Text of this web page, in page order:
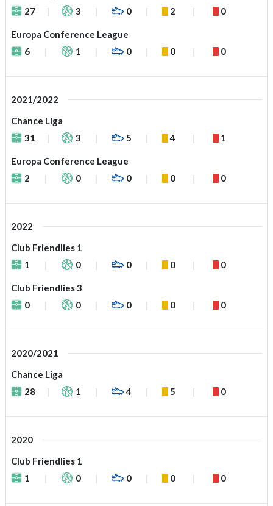
27
3 0 2 0
Europa Conference League
6
1 0 0 0
2021/2022
Chance Liga
31
3 5 4 1
Europa Conference League
2
0 0 0 0
2022
Club Friendlies 1
1
0 0 0 0
Club Friendlies 3
0
0 0 0 0
2020/2021
Chance Liga
28
1 4 5 0
2020
Club Friendlies 1
1
0 0 0 0